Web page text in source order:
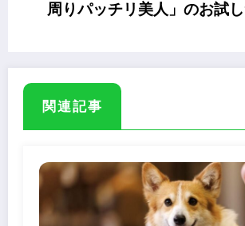
周りパッチリ美人」のお試
関連記事